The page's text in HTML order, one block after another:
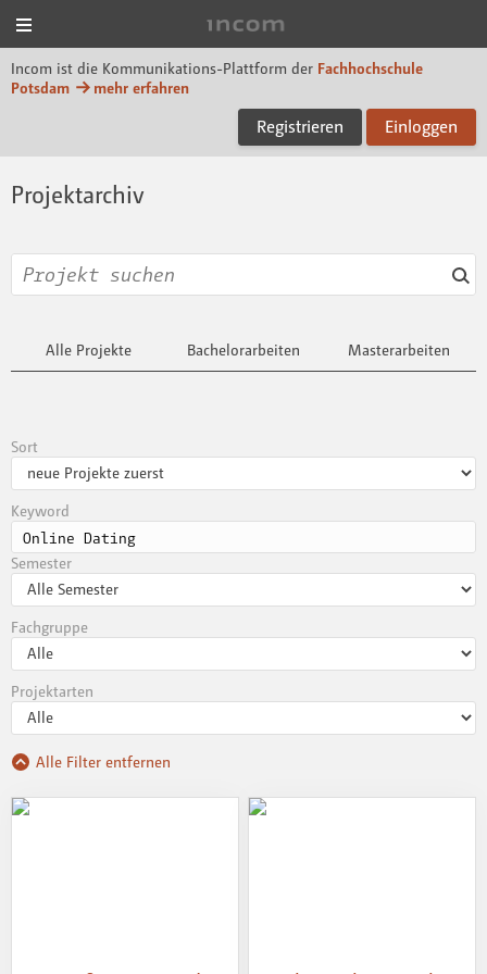
Incom ist die Kommunikations-Plattform der Fachhochschule
Potsdam
mehr erfahren
Registrieren Einloggen
Projektarchiv
Alle Projekte Bachelorarbeiten Masterarbeiten
Sort
Keyword
Semester
Fachgruppe
Projektarten
Alle Filter entfernen